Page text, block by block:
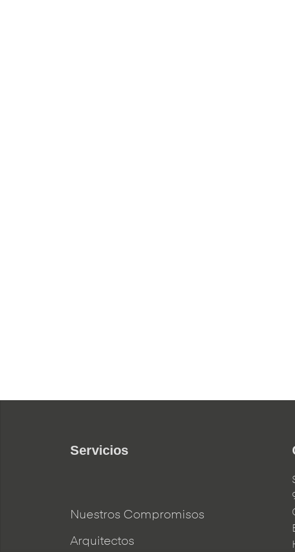
Servicios
Nuestros Compromisos
Arquitectos